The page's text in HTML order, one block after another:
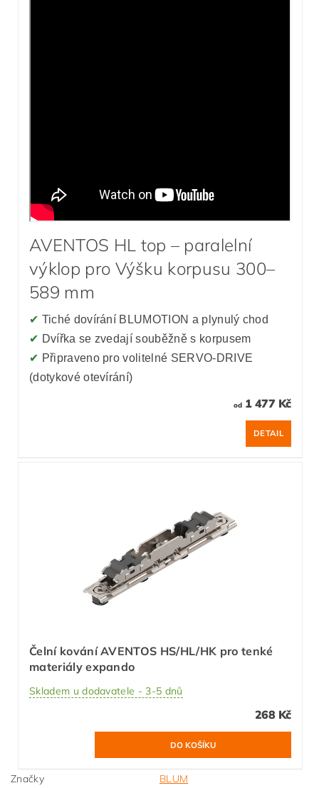
AVENTOS HL top – paralelní
výklop pro Výšku korpusu 300–
589 mm
✔ Tiché dovírání BLUMOTION a plynulý chod
✔ Dvířka se zvedají souběžně s korpusem
✔ Připraveno pro volitelné SERVO-DRIVE
(dotykové otevírání)
od1 477 Kč
DETAIL
Čelní kování AVENTOS HS/HL/HK pro tenké
materiály expando
Skladem u dodavatele - 3-5 dnů
268 Kč
Značky
BLUM